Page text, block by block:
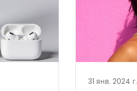
31 янв. 2024 г.